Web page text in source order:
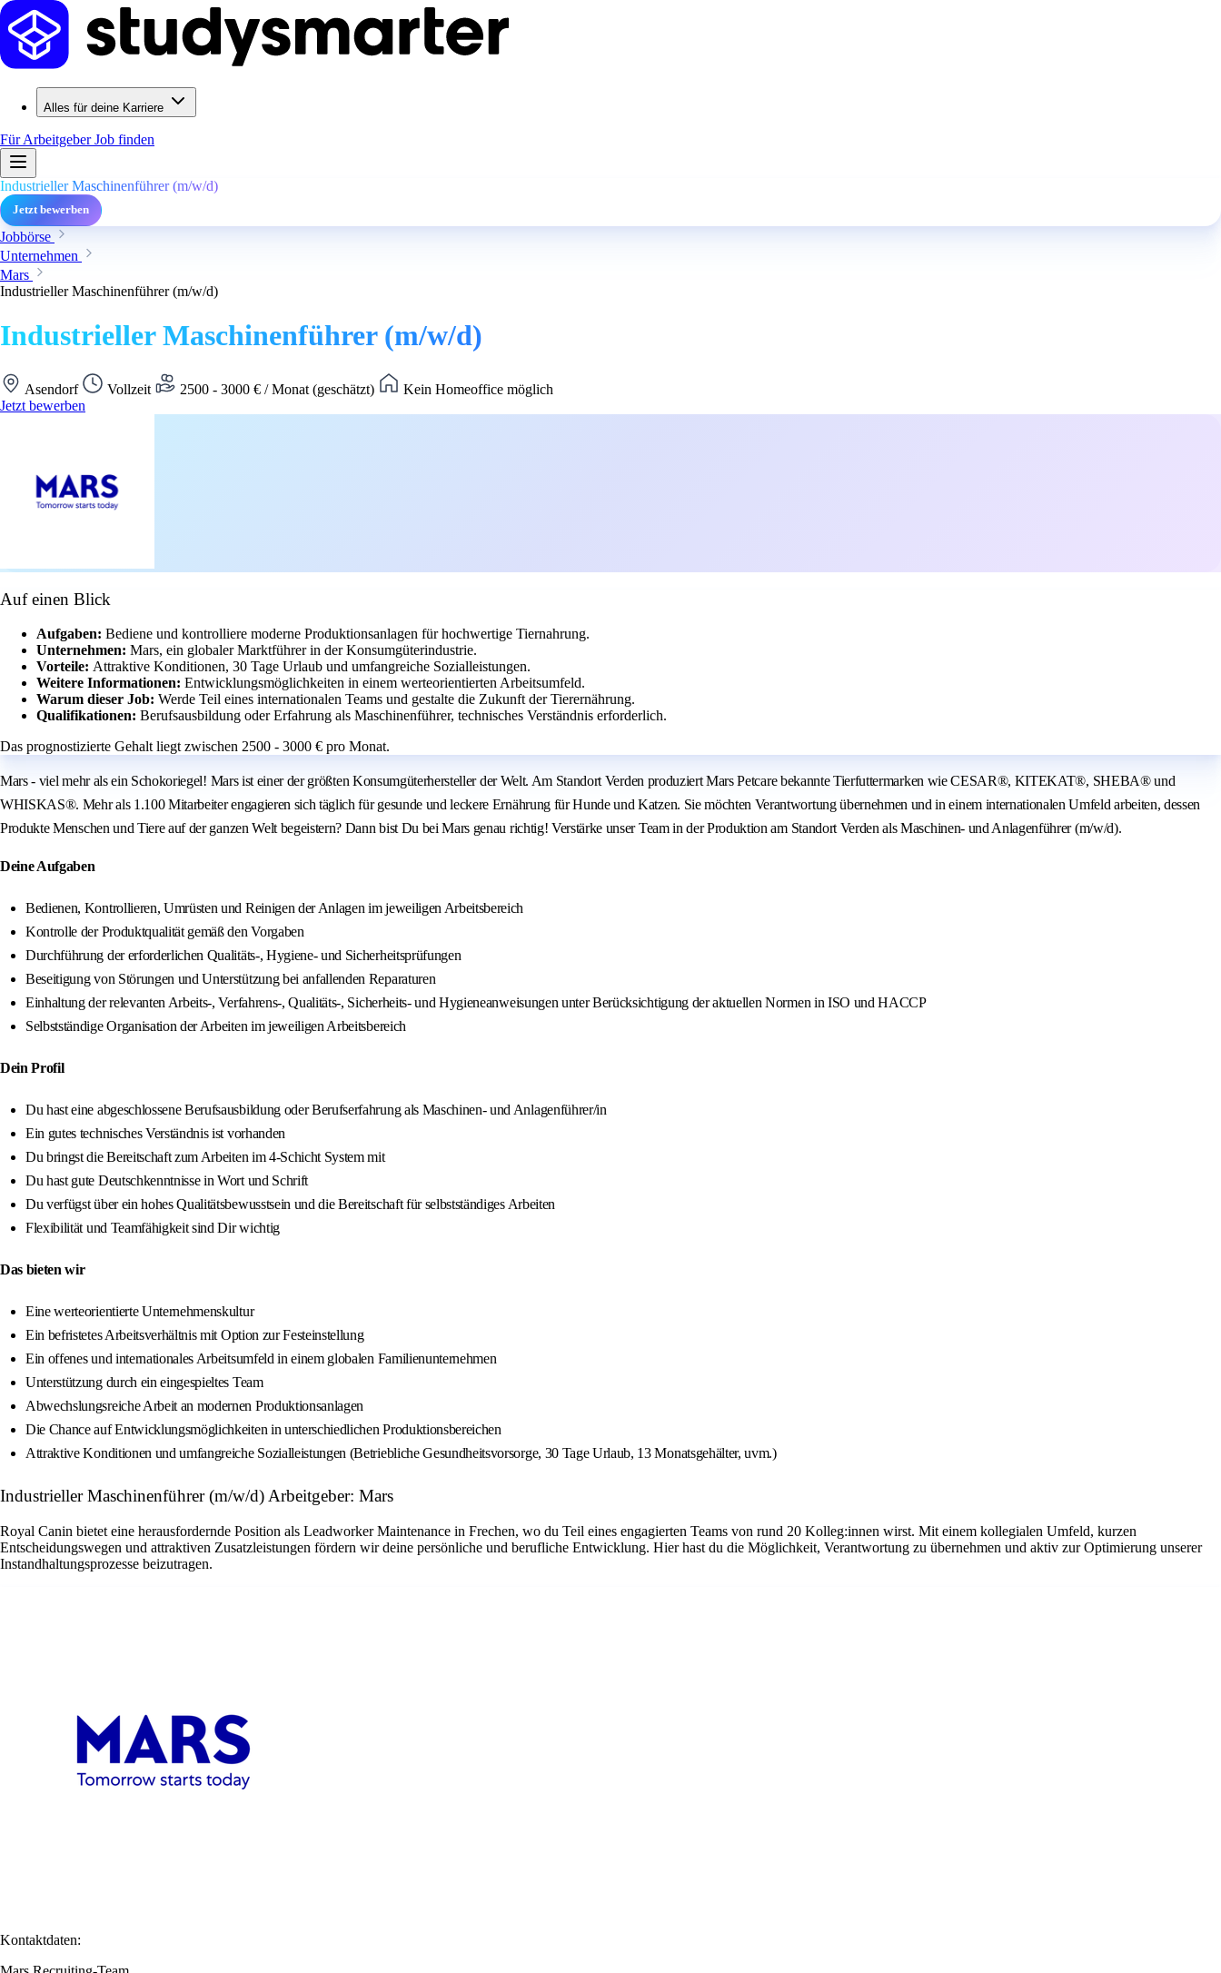
Alles für deine Karriere
Für ArbeitgeberJob finden
Industrieller Maschinenführer (m/w/d)
Jetzt bewerben
Jobbörse
Unternehmen
Mars
Industrieller Maschinenführer (m/w/d)
Industrieller Maschinenführer (m/w/d)
Asendorf Vollzeit 2500 - 3000 € / Monat (geschätzt)
Kein Homeoffice möglich
Jetzt bewerben
Auf einen Blick
Aufgaben: Bediene und kontrolliere moderne Produktionsanlagen für hochwertige Tiernahrung.
Unternehmen: Mars, ein globaler Marktführer in der Konsumgüterindustrie.
Vorteile: Attraktive Konditionen, 30 Tage Urlaub und umfangreiche Sozialleistungen.
Weitere Informationen: Entwicklungsmöglichkeiten in einem werteorientierten Arbeitsumfeld.
Warum dieser Job: Werde Teil eines internationalen Teams und gestalte die Zukunft der Tierernährung.
Qualifikationen: Berufsausbildung oder Erfahrung als Maschinenführer, technisches Verständnis erforderlich.
Das prognostizierte Gehalt liegt zwischen 2500 - 3000 € pro Monat.
Mars - viel mehr als ein Schokoriegel! Mars ist einer der größten Konsumgüterhersteller der Welt. Am Standort Verden produziert Mars Petcare bekannte Tierfuttermarken wie CESAR®, KITEKAT®, SHEBA® und
WHISKAS®. Mehr als 1.100 Mitarbeiter engagieren sich täglich für gesunde und leckere Ernährung für Hunde und Katzen. Sie möchten Verantwortung übernehmen und in einem internationalen Umfeld arbeiten, dessen
Produkte Menschen und Tiere auf der ganzen Welt begeistern? Dann bist Du bei Mars genau richtig! Verstärke unser Team in der Produktion am Standort Verden als Maschinen- und Anlagenführer (m/w/d).
Deine Aufgaben
Bedienen, Kontrollieren, Umrüsten und Reinigen der Anlagen im jeweiligen Arbeitsbereich
Kontrolle der Produktqualität gemäß den Vorgaben
Durchführung der erforderlichen Qualitäts-, Hygiene- und Sicherheitsprüfungen
Beseitigung von Störungen und Unterstützung bei anfallenden Reparaturen
Einhaltung der relevanten Arbeits-, Verfahrens-, Qualitäts-, Sicherheits- und Hygieneanweisungen unter Berücksichtigung der aktuellen Normen in ISO und HACCP
Selbstständige Organisation der Arbeiten im jeweiligen Arbeitsbereich
Dein Profil
Du hast eine abgeschlossene Berufsausbildung oder Berufserfahrung als Maschinen- und Anlagenführer/in
Ein gutes technisches Verständnis ist vorhanden
Du bringst die Bereitschaft zum Arbeiten im 4-Schicht System mit
Du hast gute Deutschkenntnisse in Wort und Schrift
Du verfügst über ein hohes Qualitätsbewusstsein und die Bereitschaft für selbstständiges Arbeiten
Flexibilität und Teamfähigkeit sind Dir wichtig
Das bieten wir
Eine werteorientierte Unternehmenskultur
Ein befristetes Arbeitsverhältnis mit Option zur Festeinstellung
Ein offenes und internationales Arbeitsumfeld in einem globalen Familienunternehmen
Unterstützung durch ein eingespieltes Team
Abwechslungsreiche Arbeit an modernen Produktionsanlagen
Die Chance auf Entwicklungsmöglichkeiten in unterschiedlichen Produktionsbereichen
Attraktive Konditionen und umfangreiche Sozialleistungen (Betriebliche Gesundheitsvorsorge, 30 Tage Urlaub, 13 Monatsgehälter, uvm.)
Industrieller Maschinenführer (m/w/d) Arbeitgeber: Mars
Royal Canin bietet eine herausfordernde Position als Leadworker Maintenance in Frechen, wo du Teil eines engagierten Teams von rund 20 Kolleg:innen wirst. Mit einem kollegialen Umfeld, kurzen
Entscheidungswegen und attraktiven Zusatzleistungen fördern wir deine persönliche und berufliche Entwicklung. Hier hast du die Möglichkeit, Verantwortung zu übernehmen und aktiv zur Optimierung unserer
Instandhaltungsprozesse beizutragen.
Kontaktdaten: